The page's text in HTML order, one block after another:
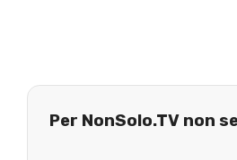
Per NonSolo.TV non